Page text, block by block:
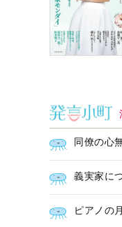
く前の準備セミ
催
脳の健康習慣を
トするオープン
型イヤホン「
ヤホン
モデル」発売